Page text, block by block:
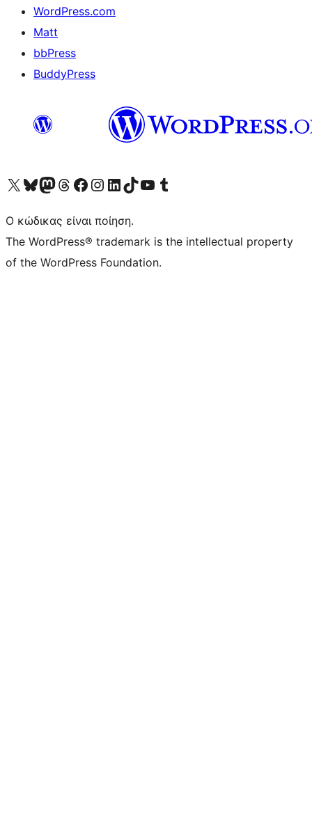
WordPress.com
Matt
bbPress
BuddyPress
Visit our X (formerly Twitter) account
Visit our Bluesky account
Επισκεφθείτε τον λογαριασμό μας στο Mastodon
Visit our Threads account
Επισκεφτείτε τη σελίδα μας στο Facebook
Επισκεφθείτε τον λογαριασμό μας Instagram
Επισκεφθείτε τον λογαριασμό μας LinkedIn
Visit our TikTok account
Visit our YouTube channel
Visit our Tumblr account
Ο κώδικας είναι ποίηση.
The WordPress® trademark is the intellectual property
of the WordPress Foundation.